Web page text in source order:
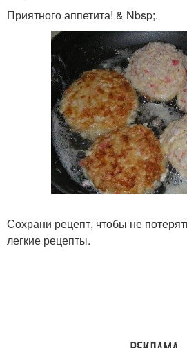
Приятного аппетита! & Nbsp;.
Сохрани рецепт, чтобы не
легкие рецепты.